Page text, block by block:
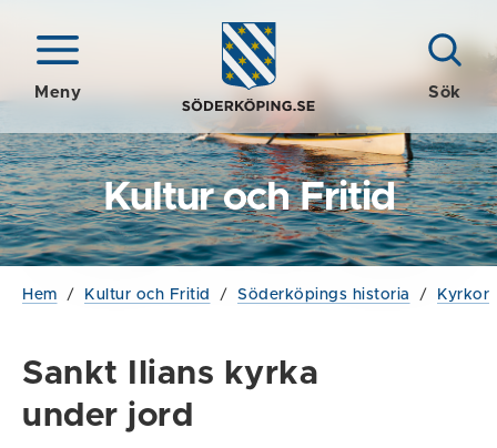
Meny Sök
Kultur och Fritid
Hem / Kultur och Fritid / Söderköpings historia / Kyrkor
Sankt Ilians kyrka
under jord